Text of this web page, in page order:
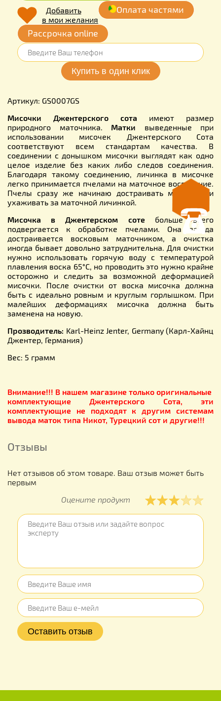
Добавить
в мои желания
Оплата частями
Рассрочка online
Артикул: GS0007GS
Мисочки Джентерского сота имеют размер
природного маточника. Матки выведенные при
использовании мисочек Джентерcкого Сота
соответствуют всем стандартам качества. В
соединении с донышком мисочки выглядят как одно
целое изделие без каких либо следов соединения.
Благодаря такому соединению, личинка в мисочке
легко принимается пчелами на маточное воспитание.
Пчелы сразу же начинаю достраивать маточник и
ухаживать за маточной личинкой.
Мисочка в Джентерском соте больше всего
подвергается к обработке пчелами. Она всегда
достраивается восковым маточником, а очистка
иногда бывает довольно затруднительна. Для очистки
нужно использовать горячую воду с температурой
плавления воска 65°С, но проводить это нужно крайне
осторожно и следить за возможной деформацией
мисочки. После очистки от воска мисочка должна
быть с идеально ровным и круглым горлышком. При
малейших деформациях мисочка должна быть
заменена на новую.
Прозводитель: Karl-Heinz Jenter, Germany (Карл-Хайнц
Джентер, Германия)
Вес: 5 грамм
Внимание!!! В нашем магазине только оригинальные
комплектующие Джентерского Сота, эти
комплектующие не подходят к другим системам
вывода маток типа Никот, Турецкий сот и другие!!!
Отзывы
Нет отзывов об этом товаре. Ваш отзыв может быть
первым
Оцените продукт